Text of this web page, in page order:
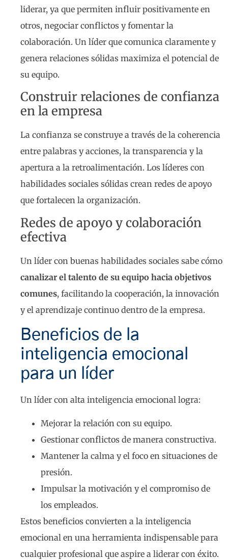
liderar, ya que permiten influir positivamente en
otros, negociar conflictos y fomentar la
colaboración. Un líder que comunica claramente y
genera relaciones sólidas maximiza el potencial de
su equipo.
Construir relaciones de confianza
en la empresa
La confianza se construye a través de la coherencia
entre palabras y acciones, la transparencia y la
apertura a la retroalimentación. Los líderes con
habilidades sociales sólidas crean redes de apoyo
que fortalecen la organización.
Redes de apoyo y colaboración
efectiva
Un líder con buenas habilidades sociales sabe cómo
canalizar el talento de su equipo hacia objetivos
comunes, facilitando la cooperación, la innovación
y el aprendizaje continuo dentro de la empresa.
Beneficios de la
inteligencia emocional
para un líder
Un líder con alta inteligencia emocional logra:
Mejorar la relación con su equipo.
Gestionar conflictos de manera constructiva.
Mantener la calma y el foco en situaciones de
presión.
Impulsar la motivación y el compromiso de
los empleados.
Estos beneficios convierten a la inteligencia
emocional en una herramienta indispensable para
cualquier profesional que aspire a liderar con éxito.